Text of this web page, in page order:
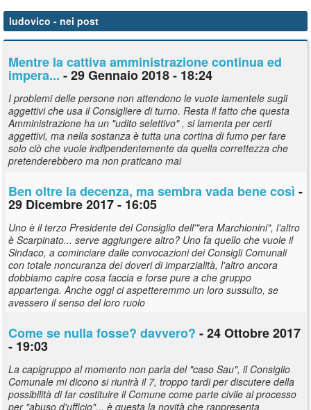
ludovico - nei post
Mentre la cattiva amministrazione continua ed
impera... - 29 Gennaio 2018 - 18:24
I problemi delle persone non attendono le vuote lamentele sugli
aggettivi che usa il Consigliere di turno. Resta il fatto che questa
Amministrazione ha un "udito selettivo" , si lamenta per certi
aggettivi, ma nella sostanza è tutta una cortina di fumo per fare
solo ciò che vuole indipendentemente da quella correttezza che
pretenderebbero ma non praticano mai
Ben oltre la decenza, ma sembra vada bene così -
29 Dicembre 2017 - 16:05
Uno è il terzo Presidente del Consiglio dell'"era Marchionini", l'altro
è Scarpinato... serve aggiungere altro? Uno fa quello che vuole il
Sindaco, a cominciare dalle convocazioni dei Consigli Comunali
con totale noncuranza dei doveri di imparzialità, l'altro ancora
dobbiamo capire cosa faccia e forse pure a che gruppo
appartenga. Anche oggi ci aspetteremmo un loro sussulto, se
avessero il senso del loro ruolo
Come se nulla fosse? davvero? - 24 Ottobre 2017
- 19:03
La capigruppo al momento non parla del "caso Sau", il Consiglio
Comunale mi dicono si riunirà il 7, troppo tardi per discutere della
possibilità di far costituire il Comune come parte civile al processo
per "abuso d'ufficio"... è questa la novità che rappresenta